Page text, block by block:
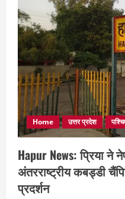
Home उत्तर प्रदेश
Hapur News: प्रिया ने
अंतरराष्ट्रीय कबड्डी
प्रदर्शन